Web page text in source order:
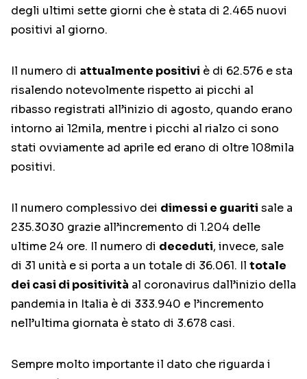
degli ultimi sette giorni che è stata di 2.465 nuovi
positivi al giorno.
Il numero di attualmente positivi è di 62.576 e sta
risalendo notevolmente rispetto ai picchi al
ribasso registrati all’inizio di agosto, quando erano
intorno ai 12mila, mentre i picchi al rialzo ci sono
stati ovviamente ad aprile ed erano di oltre 108mila
positivi.
Il numero complessivo dei dimessi e guariti sale a
235.3030 grazie all’incremento di 1.204 delle
ultime 24 ore. Il numero di deceduti, invece, sale
di 31 unità e si porta a un totale di 36.061. Il totale
dei casi di positività al coronavirus dall’inizio della
pandemia in Italia è di 333.940 e l’incremento
nell’ultima giornata è stato di 3.678 casi.
Sempre molto importante il dato che riguarda i